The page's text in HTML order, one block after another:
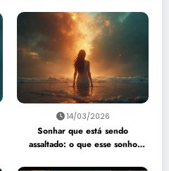
14/03/2026
Sonhar que está sendo
assaltado: o que esse sonho